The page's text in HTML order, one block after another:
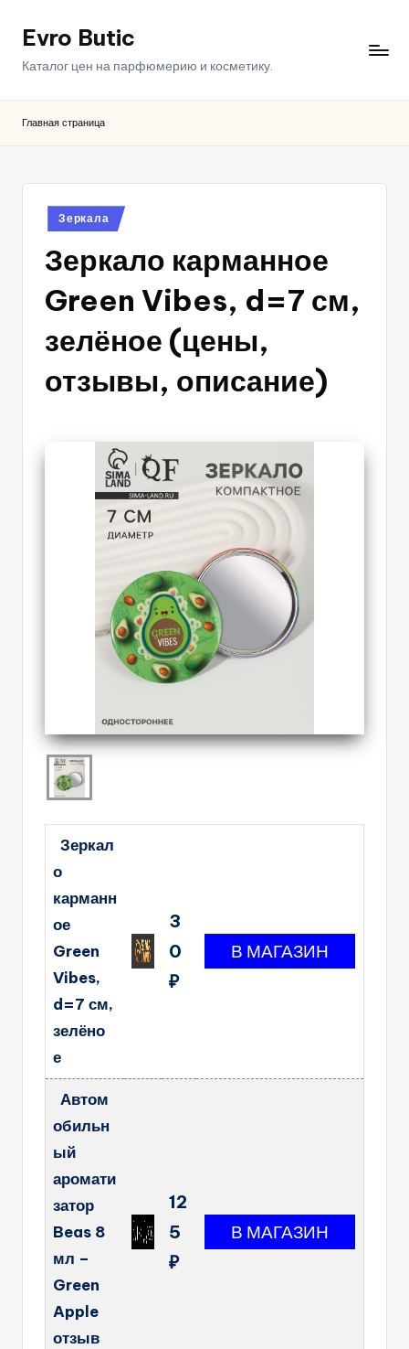
ПерейтиEvro Butic
Каталог цен на парфюмерию и косметику.
Главная страница
Опубликовано
в
Зеркала
Зеркало карманное
Green Vibes, d=7 см,
зелёное (цены,
отзывы, описание)
Зеркал
о
карманн
ое
Green
Vibes,
d=7 см,
зелёно
е
3
0
₽
Автом
обильн
ый
аромати
затор
Beas 8
мл –
Green
Apple
отзыв
12
5
₽